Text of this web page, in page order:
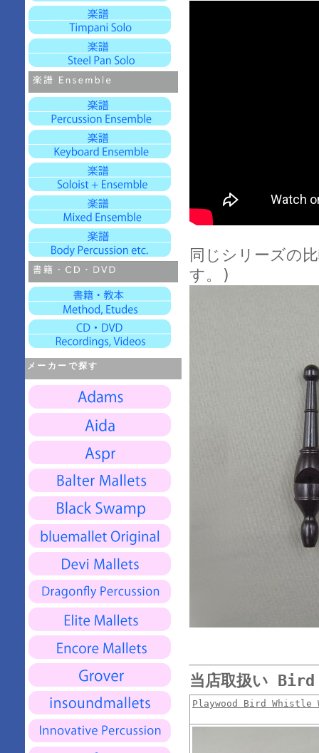
メーカーで探す
同じシリーズの
す。)
当店取扱い
Playwood Bird Whistle